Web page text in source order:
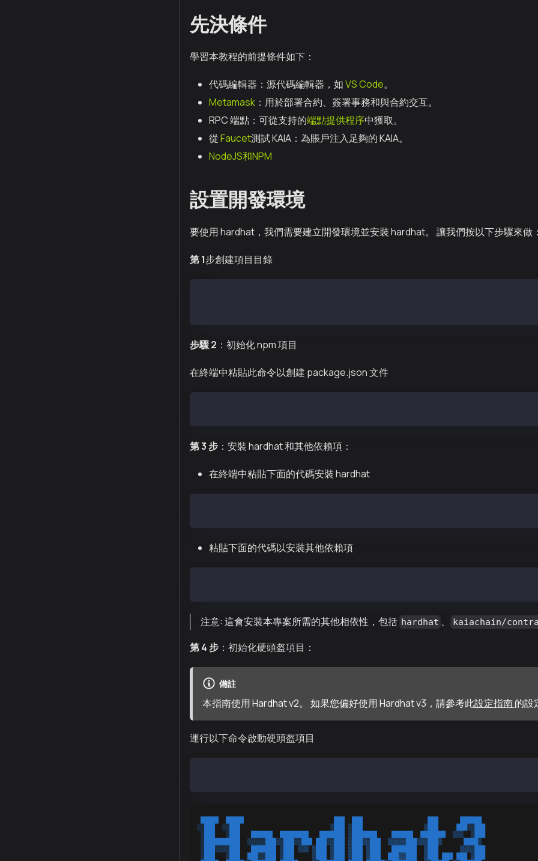
先決條件
學習本教程的前提條件如下：
代碼編輯器：源代碼編輯器，如VS Code。
Metamask ：用於部署合約、簽署事務和與合約交互。
RPC 端點：可從支持的端點提供程序中獲取。
從Faucet測試 KAIA：為賬戶注入足夠的 KAIA。
NodeJS和NPM
設置開發環境
要使用 hardhat，我們需要建立開發環境並安裝 hardhat。 讓我們按以下步驟來做
第 1步創建項目目錄
步驟 2 ：初始化 npm 項目
在終端中粘貼此命令以創建 package.json 文件
第 3 步 ：安裝 hardhat 和其他依賴項：
在終端中粘貼下面的代碼安裝 hardhat
粘貼下面的代碼以安裝其他依賴項
注意: 這會安裝本專案所需的其他相依性，包括 hardhat 、 kaiachain/
第 4 步 ：初始化硬頭盔項目：
備註
本指南使用 Hardhat v2。 如果您偏好使用 Hardhat v3，請參考此設定指南的設
運行以下命令啟動硬頭盔項目